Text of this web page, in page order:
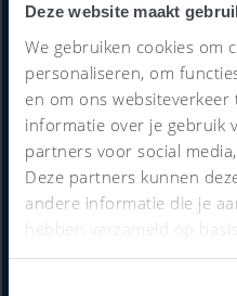
Deze website maakt
We gebruiken cookies om
personaliseren, om
en om ons websiteverkeer
informatie over je gebruik
partners voor social
Deze partners kunnen
andere informatie die je
hebben verzameld op
services.
€
per
Probeer nu